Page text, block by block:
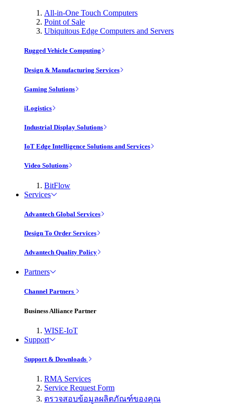
All-in-One Touch Computers
Point of Sale
Ubiquitous Edge Computers and Servers
Rugged Vehicle Computing
Design & Manufacturing Services
Gaming Solutions
iLogistics
Industrial Display Solutions
IoT Edge Intelligence Solutions and Services
Video Solutions
BitFlow
Services
Advantech Global Services
Design To Order Services
Advantech Quality Policy
Partners
Channel Partners
Business Alliance Partner
WISE-IoT
Support
Support & Downloads
RMA Services
Service Request Form
ตรวจสอบข้อมูลผลิตภัณฑ์ของคุณ